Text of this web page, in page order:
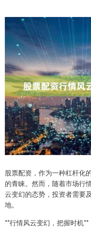
股票配资，作为一种杠杆化
的青睐。然而，随着市场行
云变幻的态势，投资者需要
地。
**行情风云变幻，把握时机**